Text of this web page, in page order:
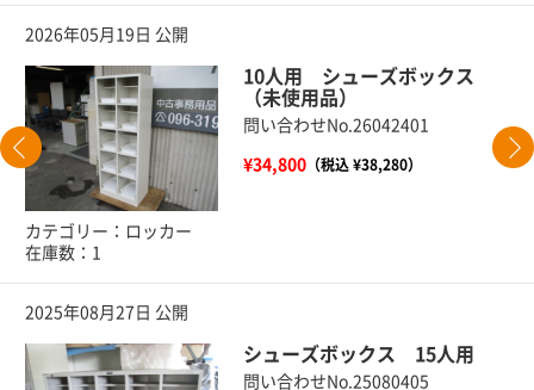
2026年05月19日 公開
10人用 シューズボックス
（未使用品）
問い合わせNo.26042401
¥34,800（税込 ¥38,280）
カテゴリー：ロッカー
在庫数：1
2025年08月27日 公開
シューズボックス 15人用
問い合わせNo.25080405